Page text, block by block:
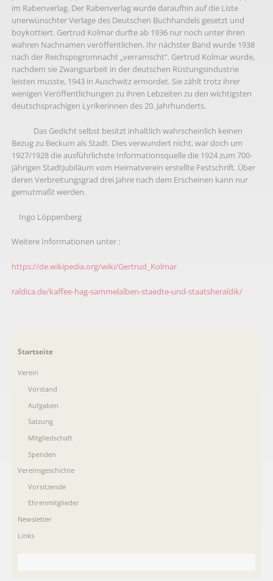
im Rabenverlag. Der Rabenverlag wurde daraufhin auf die Liste
unerwünschter Verlage des Deutschen Buchhandels gesetzt und
boykottiert. Gertrud Kolmar durfte ab 1936 nur noch unter ihren
wahren Nachnamen veröffentlichen. Ihr nächster Band wurde 1938
nach der Reichspogromnacht „verramscht“. Gertrud Kolmar wurde,
nachdem sie Zwangsarbeit in der deutschen Rüstungsindustrie
leisten musste, 1943 in Auschwitz ermordet. Sie zählt trotz ihrer
wenigen Veröffentlichungen zu ihren Lebzeiten zu den wichtigsten
deutschsprachigen Lyrikerinnen des 20. Jahrhunderts.
Das Gedicht selbst besitzt inhaltlich wahrscheinlich keinen
Bezug zu Beckum als Stadt. Dies verwundert nicht, war doch um
1927/1928 die ausführlichste Informationsquelle die 1924 zum 700-
jährigen Stadtjubiläum vom Heimatverein erstellte Festschrift. Über
deren Verbreitungsgrad drei Jahre nach dem Erscheinen kann nur
gemutmaßt werden.
Ingo Löppenberg
Weitere Informationen unter :
https://de.wikipedia.org/wiki/Gertrud_Kolmar
raldica.de/kaffee-hag-sammelalben-staedte-und-staatsheraldik/
Navigation
Startseite
Verein
Vorstand
Aufgaben
Satzung
Mitgliedschaft
Spenden
Vereinsgeschichte
Vorsitzende
Ehrenmitglieder
Newsletter
Links